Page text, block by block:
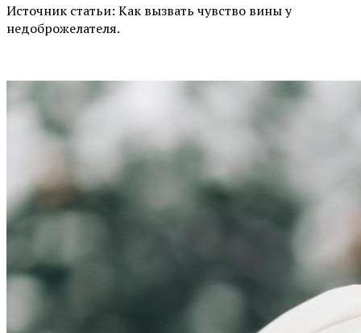
Источник статьи: Как вызвать чувство вины у
недоброжелателя.